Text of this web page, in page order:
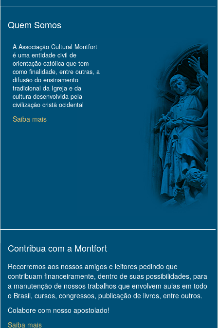
Quem Somos
A Associação Cultural Montfort
é uma entidade civil de
orientação católica que tem
como finalidade, entre outras, a
difusão do ensinamento
tradicional da Igreja e da
cultura desenvolvida pela
civilização cristã ocidental
Saiba mais
Contribua com a Montfort
Recorremos aos nossos amigos e leitores pedindo que
contribuam financeiramente, dentro de suas possibilidades, para
a manutenção de nossos trabalhos que envolvem aulas em todo
o Brasil, cursos, congressos, publicação de livros, entre outros.
Colabore com nosso apostolado!
Saiba mais